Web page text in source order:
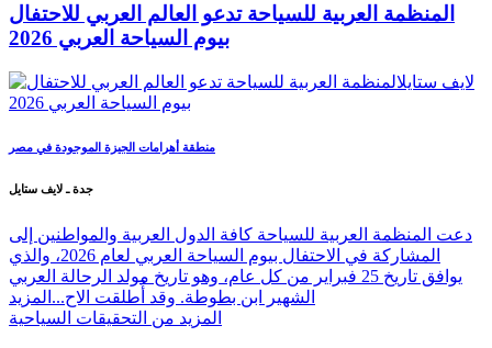
المنظمة العربية للسياحة تدعو العالم العربي للاحتفال
بيوم السياحة العربي 2026
منطقة أهرامات الجيزة الموجودة في مصر
جدة ـ لايف ستايل
دعت المنظمة العربية للسياحة كافة الدول العربية والمواطنين إلى
المشاركة في الاحتفال بيوم السياحة العربي لعام 2026، والذي
يوافق تاريخ 25 فبراير من كل عام، وهو تاريخ مولد الرحالة العربي
الشهير ابن بطوطة. وقد أُطلقت الاح... المزيد
المزيد من التحقيقات السياحية